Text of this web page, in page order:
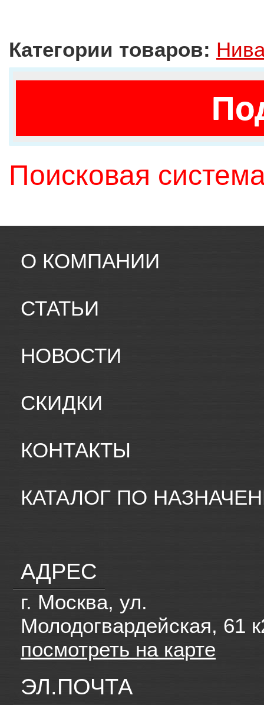
Категории товаров:
Поисковая
О КОМПАНИИ
СТАТЬИ
НОВОСТИ
СКИДКИ
КОНТАКТЫ
КАТАЛОГ ПО
АДРЕС
г. Москва, ул.
Молодогвардейская, 61
посмотреть на карте
ЭЛ.ПОЧТА